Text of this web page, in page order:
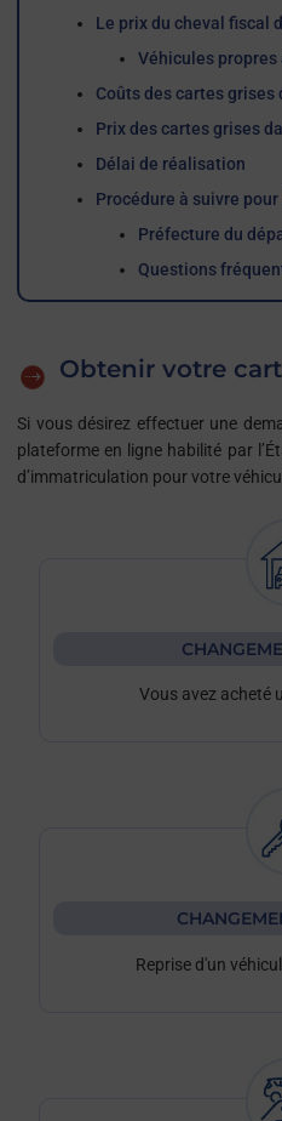
Le prix du cheval fiscal
Véhicules propres
Coûts des cartes grises
Prix des cartes grises
Délai de réalisation
Procédure à suivre
Préfecture du
Questions
Obtenir votre
Si vous désirez effectuer une
plateforme en ligne habilité par
d’immatriculation pour votre
Vous avez acheté
Reprise d'un